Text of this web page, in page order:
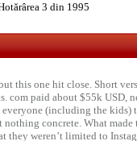
3 din 1995
this one hit close. Short
com paid about $55k USD,
(including the kids)
concrete. What made
they weren’t limited to